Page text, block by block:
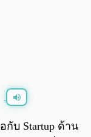
0:00
บ Startup ด้าน